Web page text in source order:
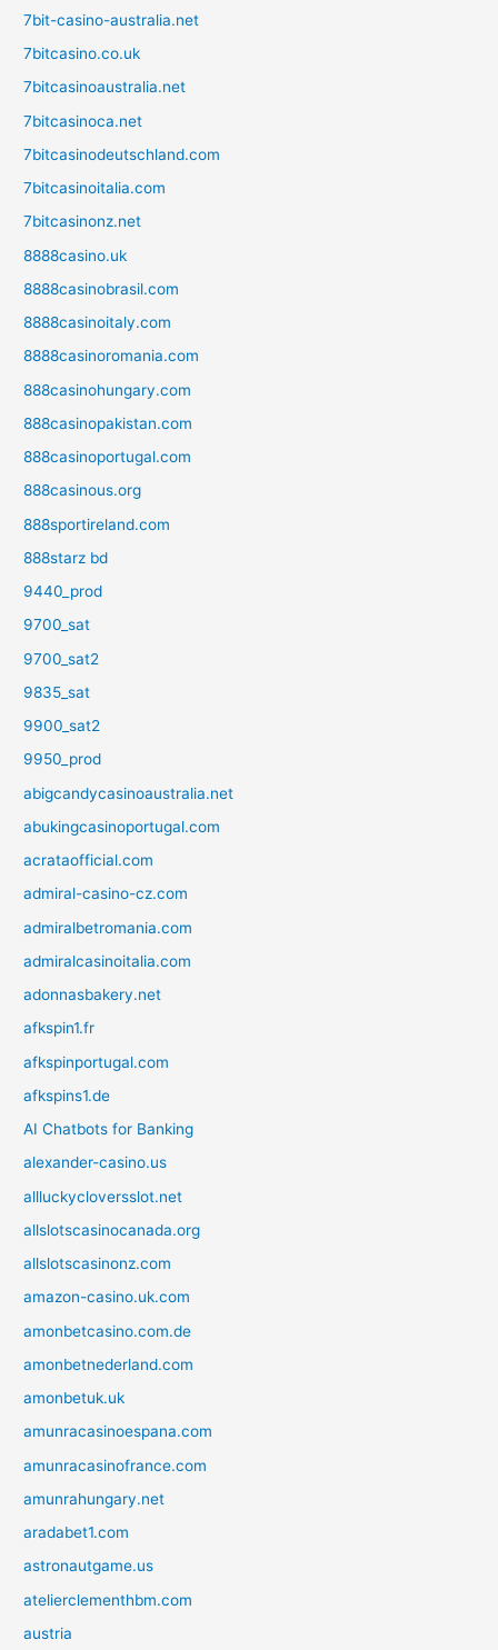
7bit-casino-australia.net
7bitcasino.co.uk
7bitcasinoaustralia.net
7bitcasinoca.net
7bitcasinodeutschland.com
7bitcasinoitalia.com
7bitcasinonz.net
8888casino.uk
8888casinobrasil.com
8888casinoitaly.com
8888casinoromania.com
888casinohungary.com
888casinopakistan.com
888casinoportugal.com
888casinous.org
888sportireland.com
888starz bd
9440_prod
9700_sat
9700_sat2
9835_sat
9900_sat2
9950_prod
abigcandycasinoaustralia.net
abukingcasinoportugal.com
acrataofficial.com
admiral-casino-cz.com
admiralbetromania.com
admiralcasinoitalia.com
adonnasbakery.net
afkspin1.fr
afkspinportugal.com
afkspins1.de
AI Chatbots for Banking
alexander-casino.us
allluckycloversslot.net
allslotscasinocanada.org
allslotscasinonz.com
amazon-casino.uk.com
amonbetcasino.com.de
amonbetnederland.com
amonbetuk.uk
amunracasinoespana.com
amunracasinofrance.com
amunrahungary.net
aradabet1.com
astronautgame.us
atelierclementhbm.com
austria